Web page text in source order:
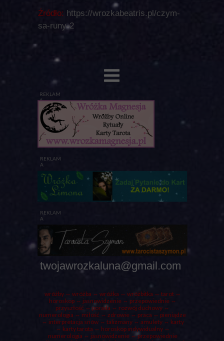
REKLAM
A
REKLAM
A
REKLAM
A
wróżby ⇔ wróżba ⇔ wróżka ⇔ wróżbitka ⇔ tarot⇔
horoskop ⇔ jasnowidzenie ⇔ przepowiednie ⇔
przyszłość ⇔ porada ⇔ rozwój duchowy ⇔
numerologia ⇔ miłość ⇔ zdrowie ⇔ praca ⇔ pieniądze
⇔ interpretacja snów ⇔ talizmany ⇔ amulety ⇔ karty
⇔ karty tarota ⇔ horoskop indywidualny ⇔
numerologia ⇔ jasnowidzenie ⇔ przepowiednie
twojawrozkaluna@gmail.com
Źródło: https://wrozkabeatris.pl/czym-
sa-runy-2